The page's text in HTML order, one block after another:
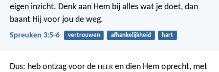
eigen inzicht. Denk aan Hem bij alles wat je doet, dan
baant Hij voor jou de weg.
Spreuken 3:5-6 vertrouwen afhankelijkheid hart
Dus: heb ontzag voor de HEER en dien Hem oprecht, met